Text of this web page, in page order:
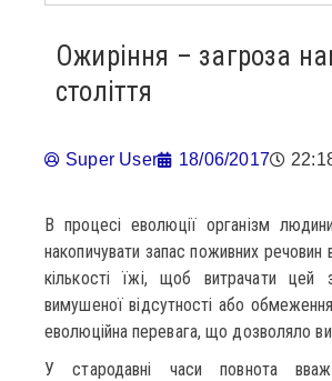
Ожиріння – загроза
століття
Super User 18/06/2017
В процесі еволюції організм
накопичувати запас поживних речовин
кількості їжі, щоб витрачати цей
вимушеної відсутності або
еволюційна перевага, що дозволяло
У стародавні часи повнота